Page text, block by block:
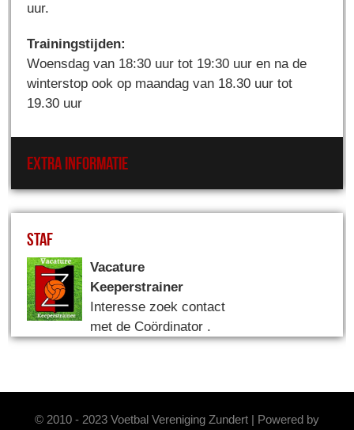
uur.
Trainingstijden:
Woensdag van 18:30 uur tot 19:30 uur en na de
winterstop ook op maandag van 18.30 uur tot
19.30 uur
Extra informatie
Staf
Vacature
Keeperstrainer
Interesse zoek contact
met de Coördinator .
© 2010 - 2023 Voetbal Vereniging Zundert | Powered by